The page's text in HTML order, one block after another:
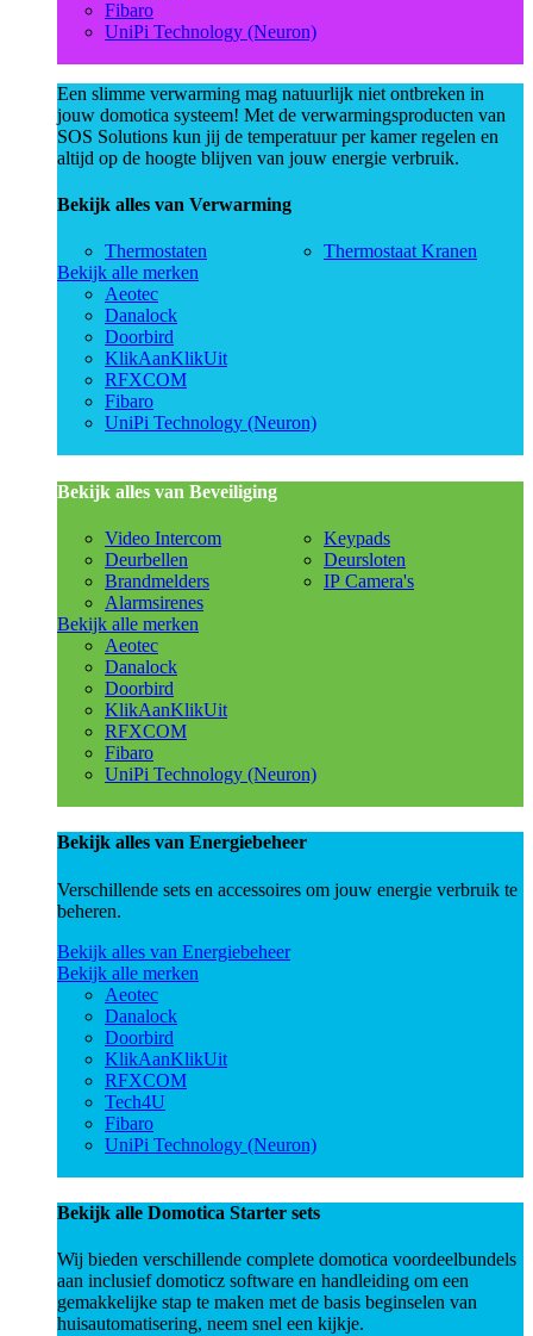
Fibaro
UniPi Technology (Neuron)
Een slimme verwarming mag natuurlijk niet ontbreken in
jouw domotica systeem! Met de verwarmingsproducten van
SOS Solutions kun jij de temperatuur per kamer regelen en
altijd op de hoogte blijven van jouw energie verbruik.
Bekijk alles van Verwarming
Thermostaten
Thermostaat Kranen
Bekijk alle merken
Aeotec
Danalock
Doorbird
KlikAanKlikUit
RFXCOM
Fibaro
UniPi Technology (Neuron)
Bekijk alles van Beveiliging
Video Intercom
Deurbellen
Brandmelders
Alarmsirenes
Keypads
Deursloten
IP Camera's
Bekijk alle merken
Aeotec
Danalock
Doorbird
KlikAanKlikUit
RFXCOM
Fibaro
UniPi Technology (Neuron)
Bekijk alles van Energiebeheer
Verschillende sets en accessoires om jouw energie verbruik te
beheren.
Bekijk alles van Energiebeheer
Bekijk alle merken
Aeotec
Danalock
Doorbird
KlikAanKlikUit
RFXCOM
Tech4U
Fibaro
UniPi Technology (Neuron)
Bekijk alle Domotica Starter sets
Wij bieden verschillende complete domotica voordeelbundels
aan inclusief domoticz software en handleiding om een
gemakkelijke stap te maken met de basis beginselen van
huisautomatisering, neem snel een kijkje.